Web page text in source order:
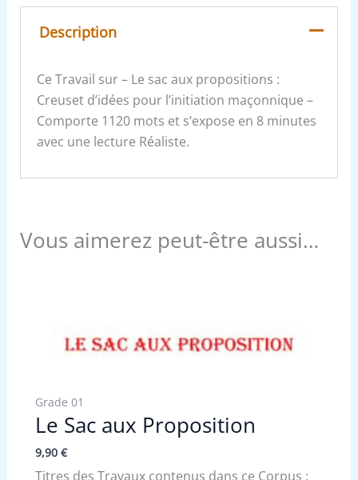
Description
Ce Travail sur – Le sac aux propositions :
Creuset d’idées pour l’initiation maçonnique –
Comporte 1120 mots et s’expose en 8 minutes
avec une lecture Réaliste.
Vous aimerez peut-être aussi…
Grade 01
Le Sac aux Proposition
9,90 €
Titres des Travaux contenus dans ce Corpus :